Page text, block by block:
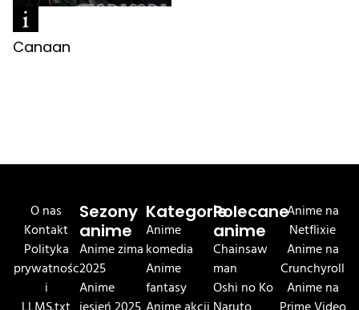
Canaan
O nas
Kontakt
Polityka
prywatnośc
i
Sezony
anime
Anime zima
2025
Anime
Kategorie
Anime
komedia
Anime
fantasy
Polecane
anime
Chainsaw
man
Oshi no Ko
Anime na
Netflixie
Anime na
Crunchyroll
Anime na